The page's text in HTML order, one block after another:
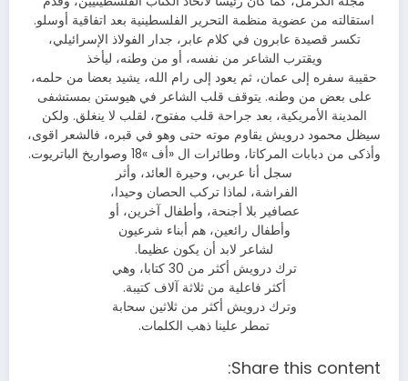
استقالته من عضوية منظمة التحرير الفلسطينية بعد اتفاقية أوسلو.
تكسر قصيدة عابرون في كلام عابر، جدار الفولاذ الإسرائيلي،
ويقترب الشاعر من نفسه، أو من وطنه، ليأخذ
حقيبة سفره إلى عمان، ثم يعود إلى رام الله، يشيد بعضا من حلمه،
على بعض من وطنه. يتوقف قلب الشاعر في هيوستن بمستشفى
المدينة الأمريكية، بعد جراحة قلب مفتوح، لقلب لا ينغلق. ولكن
سيظل محمود درويش يقاوم موته حتى وهو في قبره، فالشعر اقوى،
وأذكى من دبابات المركاتا، وطائرات ال «أف »18 وصواريخ الباتريوت.
سجل أنا عربي، وحيرة العائد، وأثر
الفراشة، لماذا تركب الحصان وحيدا،
عصافير بلا أجنحة، وأطفال آخرين، أو
وأطفال رائعين، هم أبناء شرعيون
لشاعر لابد أن يكون عظيما.
ترك درويش أكثر من 30 كتابا، وهي
أكثر فاعلية من ثلاثة آلاف كتيبة.
وترك درويش أكثر من ثلاثين سحابة
تمطر علينا ذهب الكلمات.
Share this content: